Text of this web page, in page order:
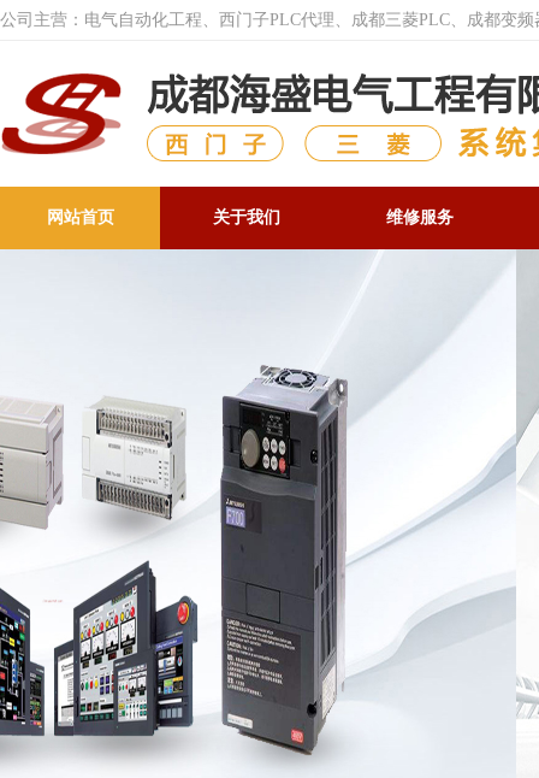
公司主营：电气自动化工程、西门子PLC代理、成都三菱PLC、成都变
网站首页 关于我们 维修服务